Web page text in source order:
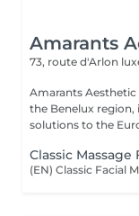
Amarants
73, route d'Arlon
Amarants
the Benelux
solutions to the
Classic Massage